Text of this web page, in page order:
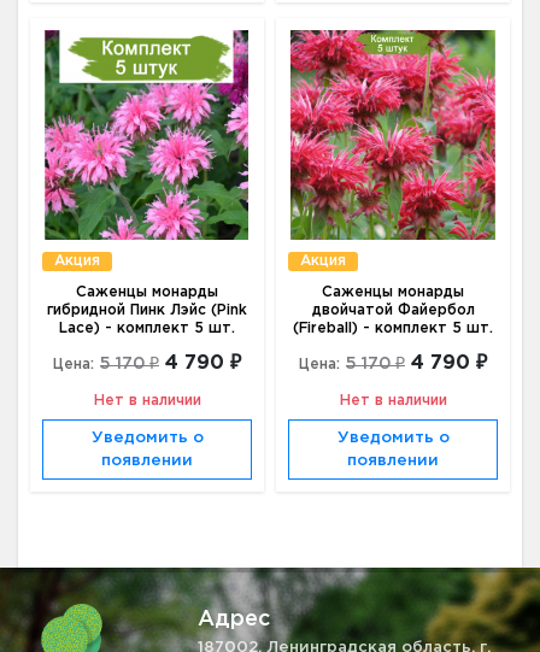
Акция
Cаженцы монарды
гибридной Пинк Лэйс (Pink
Lace) - комплект 5 шт.
Цена: 5 170 ₽ 4 790 ₽
Нет в наличии
Уведомить о
появлении
Акция
Cаженцы монарды
двойчатой Файербол
(Fireball) - комплект 5 шт.
Цена: 5 170 ₽ 4 790 ₽
Нет в наличии
Уведомить о
появлении
Адрес
187002, Ленинградская область, г.